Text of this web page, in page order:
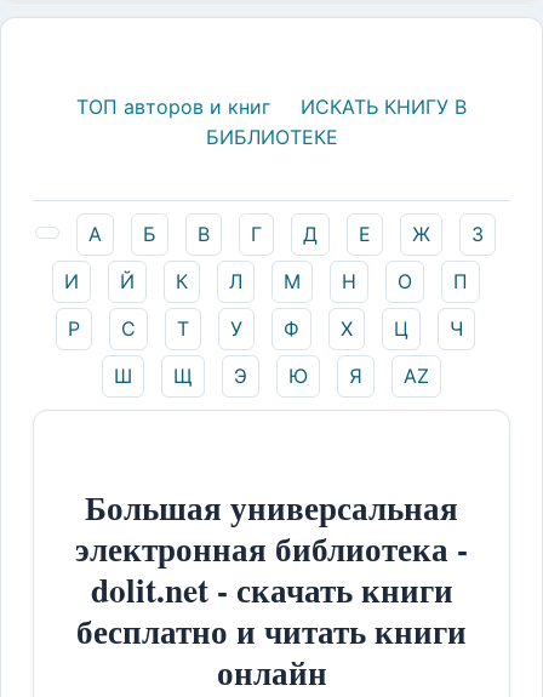
ТОП авторов и книг
ИСКАТЬ КНИГУ В
БИБЛИОТЕКЕ
А Б В Г Д Е Ж
З
И
Й К Л М Н О
П
Р
С Т У Ф Х Ц
Ч
Ш
Щ Э Ю Я AZ
Большая универсальная
электронная библиотека -
dolit.net - скачать книги
бесплатно и читать книги
онлайн